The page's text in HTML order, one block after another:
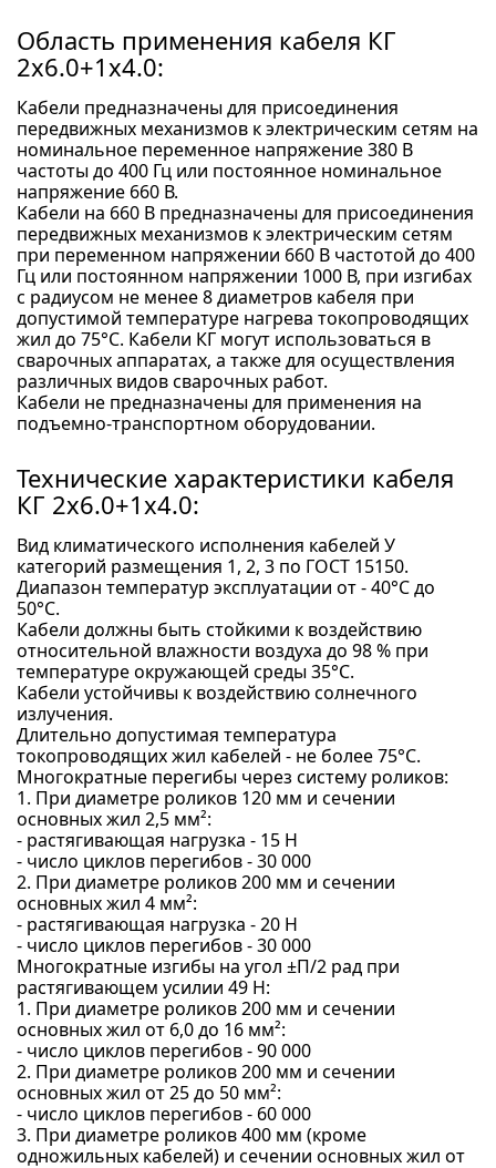
Область применения кабеля КГ
2x6.0+1x4.0:
Кабели предназначены для присоединения
передвижных механизмов к электрическим сетям на
номинальное переменное напряжение 380 В
частоты до 400 Гц или постоянное номинальное
напряжение 660 В.
Кабели на 660 В предназначены для присоединения
передвижных механизмов к электрическим сетям
при переменном напряжении 660 В частотой до 400
Гц или постоянном напряжении 1000 В, при изгибах
с радиусом не менее 8 диаметров кабеля при
допустимой температуре нагрева токопроводящих
жил до 75°С. Кабели КГ могут использоваться в
сварочных аппаратах, а также для осуществления
различных видов сварочных работ.
Кабели не предназначены для применения на
подъемно-транспортном оборудовании.
Технические характеристики кабеля
КГ 2x6.0+1x4.0:
Вид климатического исполнения кабелей У
категорий размещения 1, 2, 3 по ГОСТ 15150.
Диапазон температур эксплуатации от - 40°С до
50°С.
Кабели должны быть стойкими к воздействию
относительной влажности воздуха до 98 % при
температуре окружающей среды 35°С.
Кабели устойчивы к воздействию солнечного
излучения.
Длительно допустимая температура
токопроводящих жил кабелей - не более 75°С.
Многократные перегибы через систему роликов:
1. При диаметре роликов 120 мм и сечении
основных жил 2,5 мм²:
- растягивающая нагрузка - 15 Н
- число циклов перегибов - 30 000
2. При диаметре роликов 200 мм и сечении
основных жил 4 мм²:
- растягивающая нагрузка - 20 Н
- число циклов перегибов - 30 000
Многократные изгибы на угол ±П/2 рад при
растягивающем усилии 49 Н:
1. При диаметре роликов 200 мм и сечении
основных жил от 6,0 до 16 мм²:
- число циклов перегибов - 90 000
2. При диаметре роликов 200 мм и сечении
основных жил от 25 до 50 мм²:
- число циклов перегибов - 60 000
3. При диаметре роликов 400 мм (кроме
одножильных кабелей) и сечении основных жил от